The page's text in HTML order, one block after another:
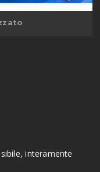
interamente